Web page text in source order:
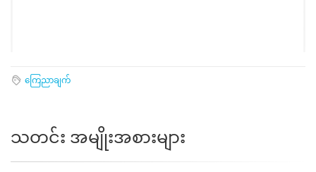
ကြေညာချက်
သတင်း အမျိုးအစားများ